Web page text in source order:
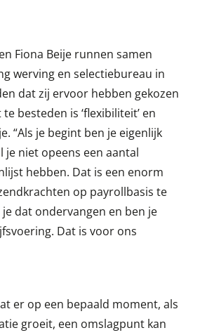
Fiona Beije runnen samen
werving en selectiebureau in
dat zij ervoor hebben gekozen
besteden is ‘flexibiliteit’ en
“Als je begint ben je eigenlijk
je niet opeens een aantal
hebben. Dat is een enorm
op payrollbasis te
dat ondervangen en ben je
Dat is voor ons
er op een bepaald moment, als
groeit, een omslagpunt kan